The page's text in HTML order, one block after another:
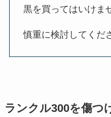
黒を買ってはいけま
慎重に検討してくだ
ランクル300を傷つ